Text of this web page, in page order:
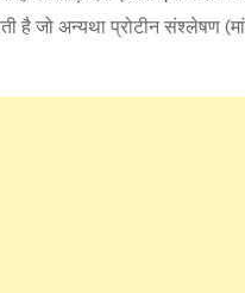
है जो अन्यथा प्रोटीन संश्लेषण